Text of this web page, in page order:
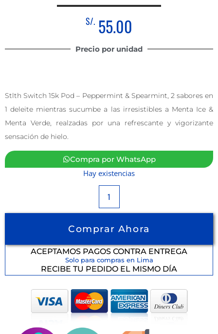
S/. 55.00
Precio por unidad
Stlth Switch 15k Pod – Peppermint & Spearmint, 2 sabores en
1 deleite mientras sucumbe a las irresistibles a Menta Ice &
Menta Verde, realzadas por una refrescante y vigorizante
sensación de hielo.
Compra por WhatsApp
Hay existencias
Comprar Ahora
ACEPTAMOS PAGOS CONTRA ENTREGA
Solo para compras en Lima
RECIBE TU PEDIDO EL MISMO DÍA